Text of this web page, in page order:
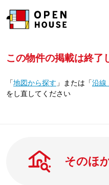
この物件の掲載は終了
「地図から探す 」 または 「沿線
をし直してください
そのほ